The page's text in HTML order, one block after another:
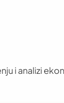
i analizi